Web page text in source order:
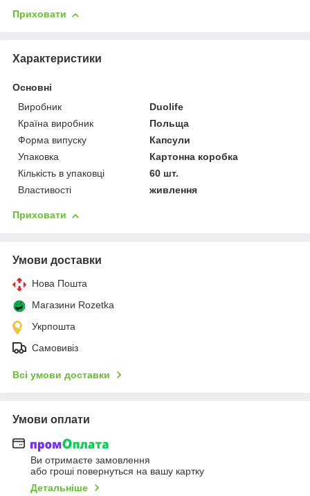
Приховати
Характеристики
Основні
Виробник
Duolife
Країна виробник
Польща
Форма випуску
Капсули
Упаковка
Картонна коробка
Кількість в упаковці
60 шт.
Властивості
живлення
Приховати
Умови доставки
Нова Пошта
Магазини Rozetka
Укрпошта
Самовивіз
Всі умови доставки
Умови оплати
Ви отримаєте замовлення
або гроші повернуться на вашу картку
Детальніше